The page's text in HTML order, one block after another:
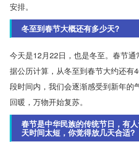
安排。
冬至到春节大概还有多少天?
今天是12月22日，也是冬至。春节
据公历计算，从冬至到春节大约还有
段时间内，我们会逐渐感受到新年的
回暖，万物开始复苏。
春节是中华民族的传统节日，有
天时间太短，你觉得放几天合适?